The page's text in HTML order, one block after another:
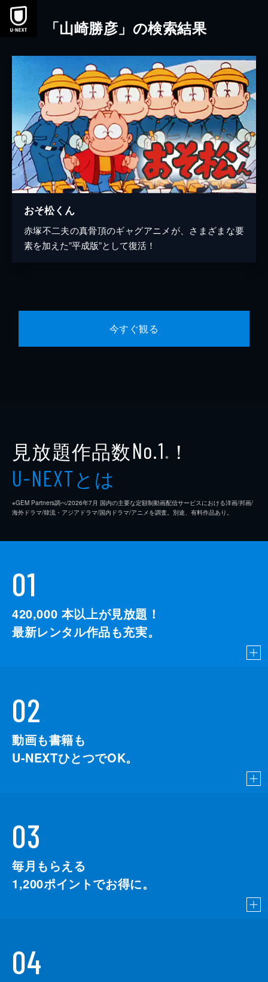
本文へスキップ
「山崎勝彦」の検索結果
おそ松くん
赤塚不二夫の真骨頂のギャグアニメが、さまざまな要
素を加えた”平成版”として復活！
今すぐ観る
見放題作品数No.1 ※ ！
U-NEXTとは
※GEM Partners調べ/2026年7⽉ 国内の主要な定額制動画配信サービスにおける洋画/邦画/
海外ドラマ/韓流・アジアドラマ/国内ドラマ/アニメを調査。別途、有料作品あり。
01
420,000 本以上が見放題！
最新レンタル作品も充実。
02
動画も書籍も
U-NEXTひとつでOK。
03
毎月もらえる
1,200ポイントでお得に。
04